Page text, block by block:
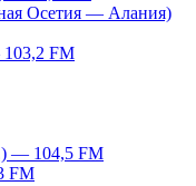
Осетия — Алания)
103,2 FM
— 104,5 FM
FM